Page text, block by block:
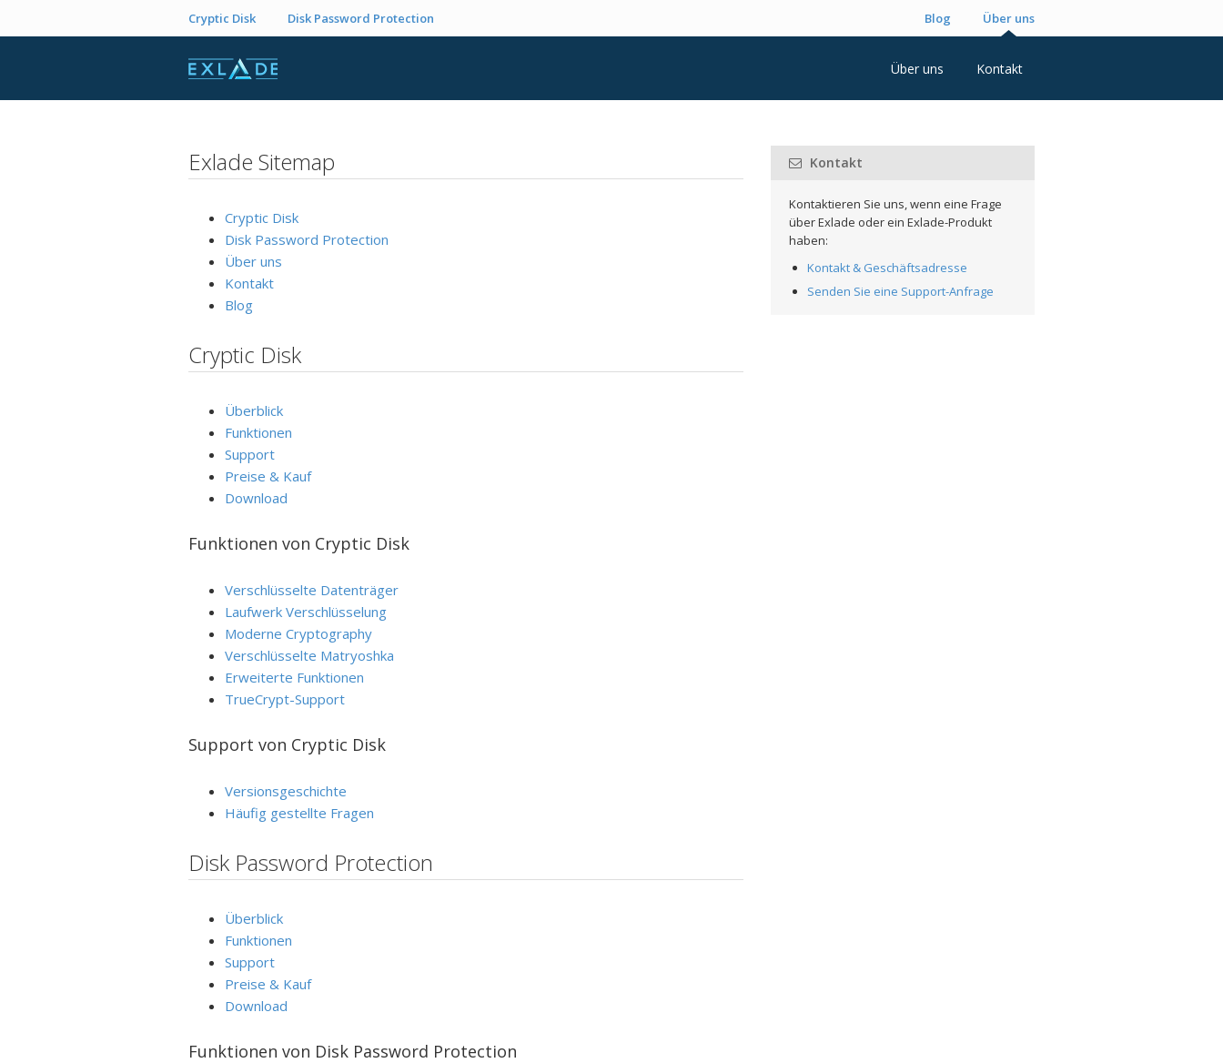
Cryptic Disk Disk Password Protection Blog Über uns
Über uns Kontakt
Exlade Sitemap
Cryptic Disk
Disk Password Protection
Über uns
Kontakt
Blog
Cryptic Disk
Überblick
Funktionen
Support
Preise & Kauf
Download
Funktionen von Cryptic Disk
Verschlüsselte Datenträger
Laufwerk Verschlüsselung
Moderne Cryptography
Verschlüsselte Matryoshka
Erweiterte Funktionen
TrueCrypt-Support
Support von Cryptic Disk
Versionsgeschichte
Häufig gestellte Fragen
Disk Password Protection
Überblick
Funktionen
Support
Preise & Kauf
Download
Funktionen von Disk Password Protection
Kontakt
Kontaktieren Sie uns, wenn eine Frage
über Exlade oder ein Exlade-Produkt
haben:
Kontakt & Geschäftsadresse
Senden Sie eine Support-Anfrage